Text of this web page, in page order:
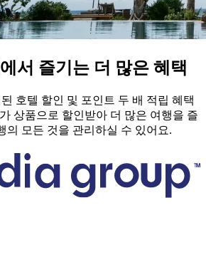
서 즐기는 더 많은 혜택
호텔 할인 및 포인트 두 배 적립 혜택
상품으로 할인받아 더 많은 여행을 즐
의 모든 것을 관리하실 수 있어요.